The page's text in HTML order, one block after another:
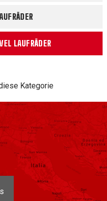
LAUFRÄDER
Kategorie